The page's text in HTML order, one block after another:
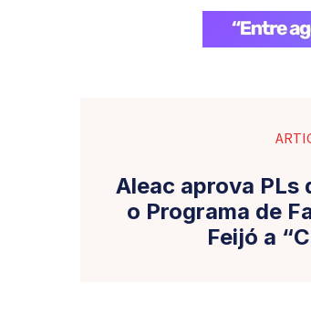
Aleac aprova PLs
o Programa de
Feijó a